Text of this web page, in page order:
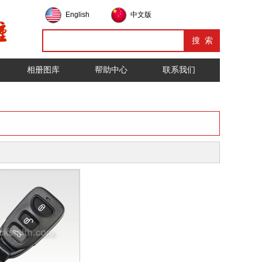
English 中文版
相册图库 帮助中心 联系我们